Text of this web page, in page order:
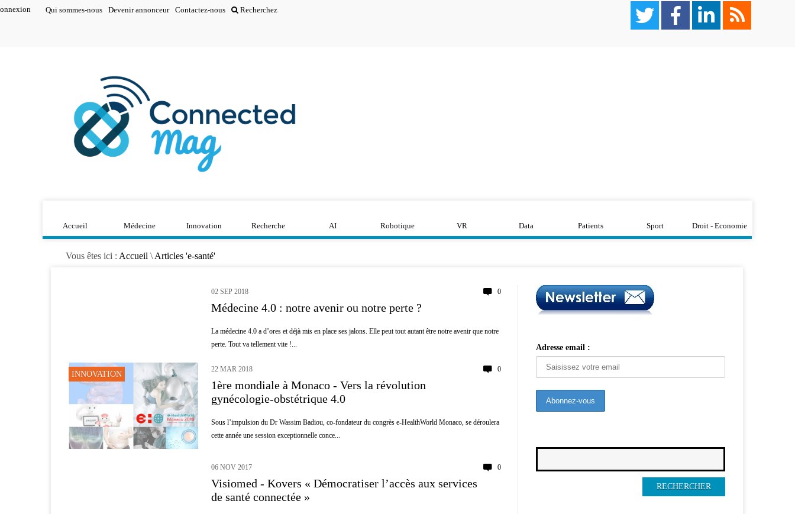
Qui sommes-nous Devenir annonceur Contactez-nous Recherchez
Accueil Médecine Innovation Recherche AI Robotique VR Data Patients Sport Droit - Economie
Vous êtes ici : Accueil \ Articles 'e-santé'
02 SEP 2018 0
Médecine 4.0 : notre avenir ou notre perte ?
La médecine 4.0 a d’ores et déjà mis en place ses jalons. Elle peut tout autant être notre avenir que notre
perte. Tout va tellement vite !...
INNOVATION
22 MAR 2018 0
1ère mondiale à Monaco - Vers la révolution
gynécologie-obstétrique 4.0
Sous l’impulsion du Dr Wassim Badiou, co-fondateur du congrès e-HealthWorld Monaco, se déroulera
cette année une session exceptionnelle conce...
06 NOV 2017 0
Visiomed - Kovers « Démocratiser l’accès aux services
de santé connectée »
Adresse email :